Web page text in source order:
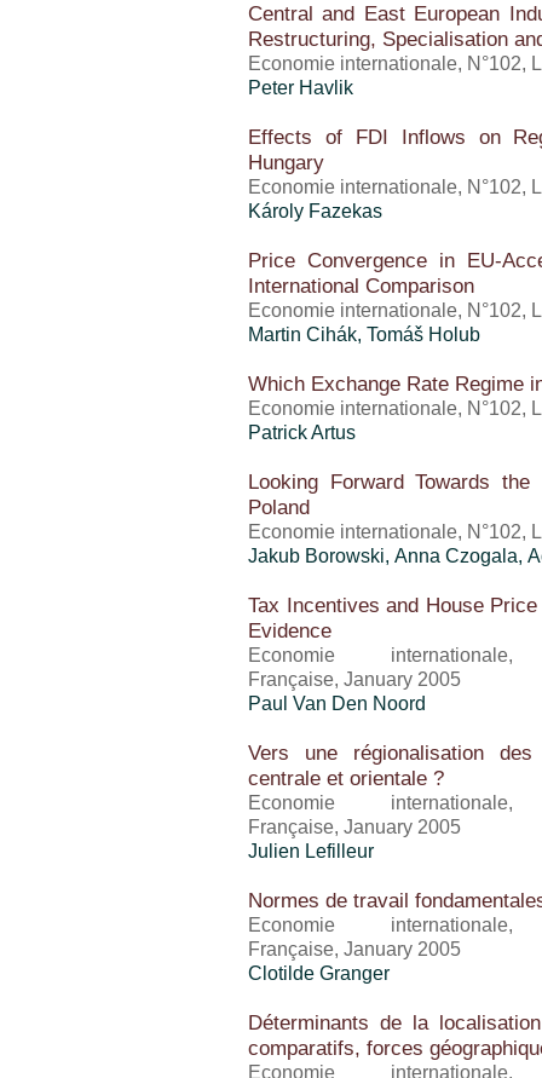
Central and East European
Restructuring, Specialisation
Economie internationale, N°102,
Peter Havlik
Effects of FDI Inflows on
Hungary
Economie internationale, N°102,
Károly Fazekas
Price Convergence in EU-
International Comparison
Economie internationale, N°102,
Martin Cihák, Tomáš Holub
Which Exchange Rate Regime
Economie internationale, N°102,
Patrick Artus
Looking Forward Towards
Poland
Economie internationale, N°102,
Jakub Borowski, Anna Czogala,
Tax Incentives and House
Evidence
Economie
Française, January 2005
Paul Van Den Noord
Vers une régionalisation
centrale et orientale ?
Economie
Française, January 2005
Julien Lefilleur
Normes de travail
Economie
Française, January 2005
Clotilde Granger
Déterminants de la
comparatifs, forces
Economie